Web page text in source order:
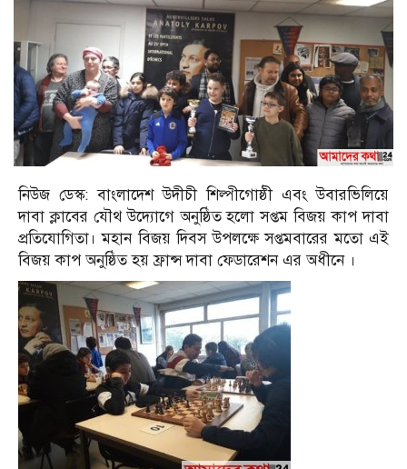
নিউজ ডেস্ক: বাংলাদেশ উদীচী শিল্পীগোষ্ঠী এবং উবারভিলিয়ে
দাবা ক্লাবের যৌথ উদ্যোগে অনুষ্ঠিত হলো সপ্তম বিজয় কাপ দাবা
প্রতিযোগিতা। মহান বিজয় দিবস উপলক্ষে সপ্তমবারের মতো এই
বিজয় কাপ অনুষ্ঠিত হয় ফ্রান্স দাবা ফেডারেশন এর অধীনে ।